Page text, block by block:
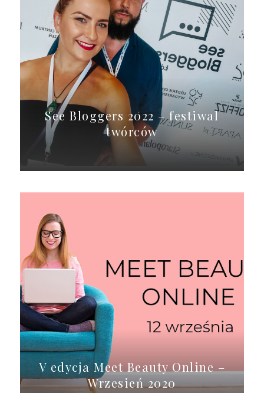
See Bloggers 2022 – festiwal
twórców
V edycja Meet Beauty Online –
Wrzesień 2020